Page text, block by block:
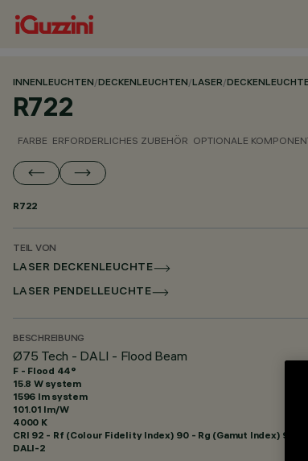
INNENLEUCHTEN/DECKENLEUCHTEN/LASER/DECKENLEUCHTE
R722
FARBE ERFORDERLICHES ZUBEHÖR OPTIONALE
R722
TEIL VON
LASER DECKENLEUCHTE
LASER PENDELLEUCHTE
BESCHREIBUNG
Ø75 Tech - DALI - Flood Beam
F - Flood 44°
15.8 W system
1596 lm system
101.01 lm/W
4000 K
CRI 92 - Rf (Colour Fidelity Index) 90 - Rg (Gamut Index) 98
DALI-2